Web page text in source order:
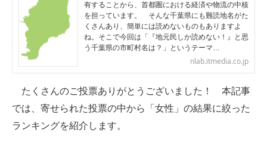
AI活用のいまが分かる
企業ITのトレンドを詳説
マーケ×ITの今がよく分かる
ITエンジニア向け専門サイト
有することから、首都圏における経済や物流の中核
を担っています。 そんな千葉県にも難読地名がた
くさんあり、簡単には読めないものもありますよ
ね。そこで今回は「『地元民しか読めない！』と思
う千葉県の市町村名は？」というテーマ…
nlab.itmedia.co.jp
たくさんのご投票ありがとうございました！ 本記事
では、寄せられた投票の中から「女性」の結果に絞った
ランキングを紹介します。